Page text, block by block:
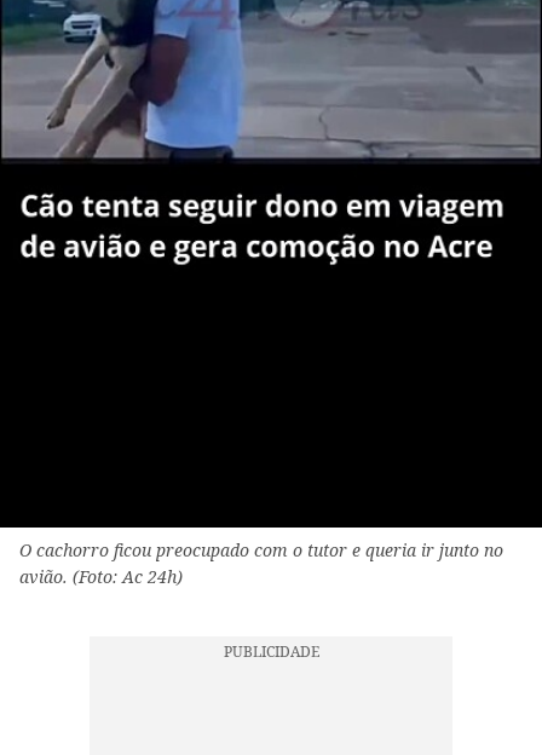
O cachorro ficou preocupado com o tutor e queria ir junto no
avião. (Foto: Ac 24h)